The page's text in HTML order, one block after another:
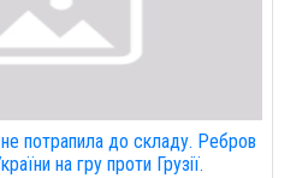
потрапила до складу. Ребров
на гру проти Грузії.